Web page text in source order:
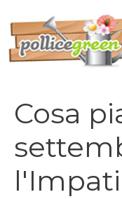
contenuto
Cosa